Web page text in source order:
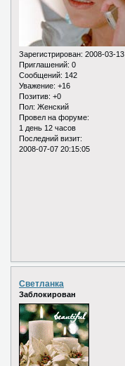
Зарегистрирован: 2008-03-13
Приглашений: 0
Сообщений: 142
Уважение: +16
Позитив: +0
Пол: Женский
Провел на форуме:
1 день 12 часов
Последний визит:
2008-07-07 20:15:05
Светланка
Заблокирован